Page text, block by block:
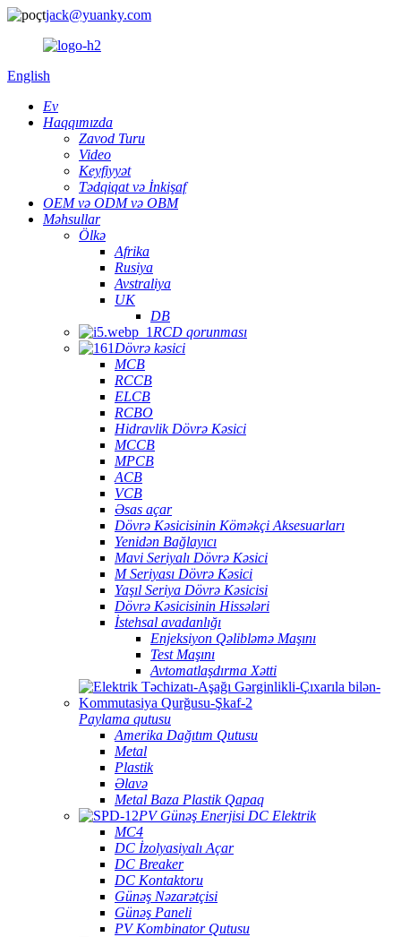
jack@yuanky.com
English
Ev
Haqqımızda
Zavod Turu
Video
Keyfiyyət
Tədqiqat və İnkişaf
OEM və ODM və OBM
Məhsullar
Ölkə
Afrika
Rusiya
Avstraliya
UK
DB
RCD qorunması
Dövrə kəsici
MCB
RCCB
ELCB
RCBO
Hidravlik Dövrə Kəsici
MCCB
MPCB
ACB
VCB
Əsas açar
Dövrə Kəsicisinin Köməkçi Aksesuarları
Yenidən Bağlayıcı
Mavi Seriyalı Dövrə Kəsici
M Seriyası Dövrə Kəsici
Yaşıl Seriya Dövrə Kəsicisi
Dövrə Kəsicisinin Hissələri
İstehsal avadanlığı
Enjeksiyon Qəlibləmə Maşını
Test Maşını
Avtomatlaşdırma Xətti
Paylama qutusu
Amerika Dağıtım Qutusu
Metal
Plastik
Əlavə
Metal Baza Plastik Qapaq
PV Günəş Enerjisi DC Elektrik
MC4
DC İzolyasiyalı Açar
DC Breaker
DC Kontaktoru
Günəş Nəzarətçisi
Günəş Paneli
PV Kombinator Qutusu